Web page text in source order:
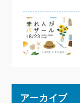
アーカイブ